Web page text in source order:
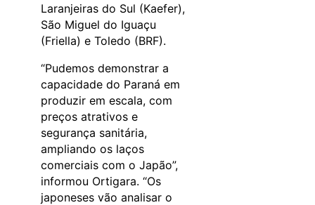
Laranjeiras do Sul (Kaefer),
São Miguel do Iguaçu
(Friella) e Toledo (BRF).
“Pudemos demonstrar a
capacidade do Paraná em
produzir em escala, com
preços atrativos e
segurança sanitária,
ampliando os laços
comerciais com o Japão”,
informou Ortigara. “Os
japoneses vão analisar o